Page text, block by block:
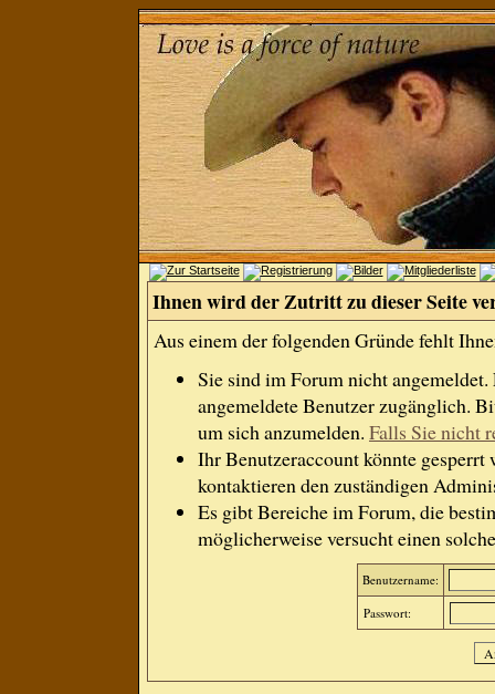
Ihnen wird der Zutritt zu dieser Seite
Aus einem der folgenden Gründe fehlt
Sie sind im Forum nicht
angemeldete Benutzer zugänglich.
um sich anzumelden. Falls Sie nicht
Ihr Benutzeraccount könnte gesperrt
kontaktieren den zuständigen
Es gibt Bereiche im Forum, die
möglicherweise versucht einen
Benutzername:
Passwort: